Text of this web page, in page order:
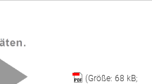
(Größe: 68 kB;